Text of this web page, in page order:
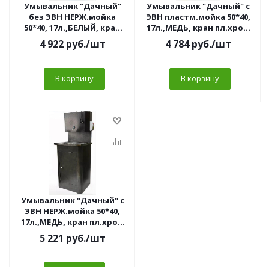
Умывальник "Дачный"
без ЭВН НЕРЖ.мойка
50*40, 17л.,БЕЛЫЙ, кран
пл.хром 1/2
4 922руб./шт
В корзину
Умывальник "Дачный" с
ЭВН пластм.мойка 50*40,
17л.,МЕДЬ, кран пл.хром
4 784руб./шт
В корзину
Умывальник "Дачный" с
ЭВН НЕРЖ.мойка 50*40,
17л.,МЕДЬ, кран пл.хром
5 221 руб./шт